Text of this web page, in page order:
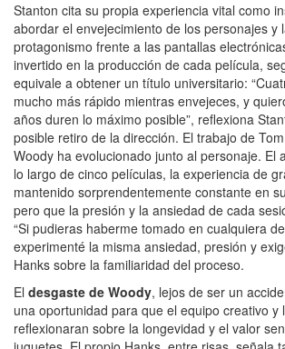
Stanton cita su propia experiencia vital como
abordar el envejecimiento de los personajes y
protagonismo frente a las pantallas
invertido en la producción de cada película,
equivale a obtener un título universitario:
mucho más rápido mientras envejeces, y
años duren lo máximo posible”, reflexiona
posible retiro de la dirección. El trabajo de
Woody ha evolucionado junto al personaje. El
lo largo de cinco películas, la experiencia de
mantenido sorprendentemente constante en
pero que la presión y la ansiedad de cada
“Si pudieras haberme tomado en cualquiera
experimenté la misma ansiedad, presión y
Hanks sobre la familiaridad del proceso.
El desgaste de Woody, lejos de ser un
una oportunidad para que el equipo creativo y
reflexionaran sobre la longevidad y el valor